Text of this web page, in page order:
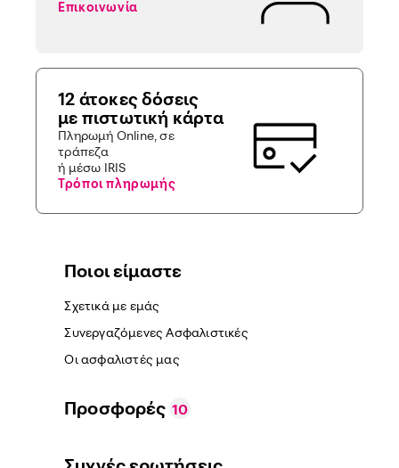
Ποιοι είμαστε
Σχετικά με εμάς
Συνεργαζόμενες Ασφαλιστικές
Οι ασφαλιστές μας
Προσφορές 10
Επικοινωνία
12 άτοκες δόσεις
με πιστωτική κάρτα
Πληρωμή Online, σε
τράπεζα
ή μέσω IRIS
Τρόποι πληρωμής